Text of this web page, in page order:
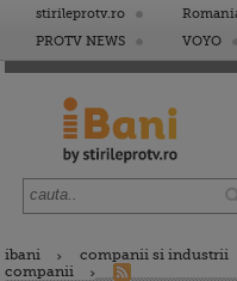
stirileprotv.ro
PROTV NEWS
VOYO
ibani
companii si industrii
companii